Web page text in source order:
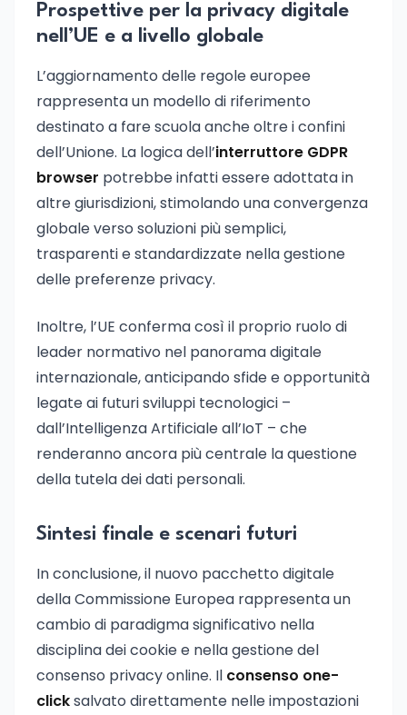
Prospettive per la privacy digitale
nell’UE e a livello globale
L’aggiornamento delle regole europee
rappresenta un modello di riferimento
destinato a fare scuola anche oltre i confini
dell’Unione. La logica dell’interruttore GDPR
browser potrebbe infatti essere adottata in
altre giurisdizioni, stimolando una convergenza
globale verso soluzioni più semplici,
trasparenti e standardizzate nella gestione
delle preferenze privacy.
Inoltre, l’UE conferma così il proprio ruolo di
leader normativo nel panorama digitale
internazionale, anticipando sfide e opportunità
legate ai futuri sviluppi tecnologici –
dall’Intelligenza Artificiale all’IoT – che
renderanno ancora più centrale la questione
della tutela dei dati personali.
Sintesi finale e scenari futuri
In conclusione, il nuovo pacchetto digitale
della Commissione Europea rappresenta un
cambio di paradigma significativo nella
disciplina dei cookie e nella gestione del
consenso privacy online. Il consenso one-
clicksalvato direttamente nelle impostazioni